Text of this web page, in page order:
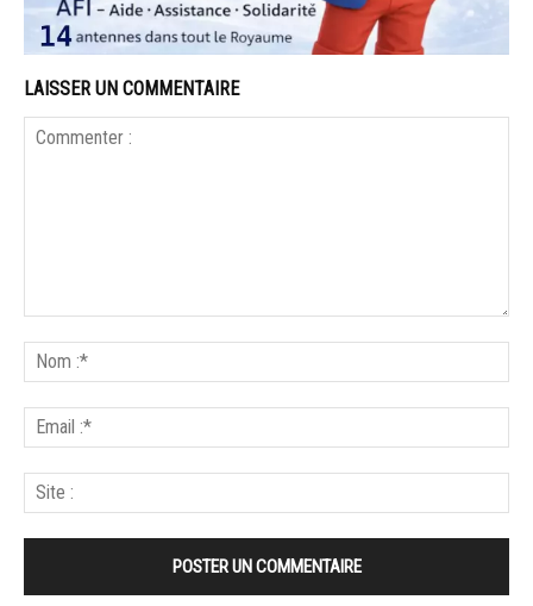
LAISSER UN COMMENTAIRE